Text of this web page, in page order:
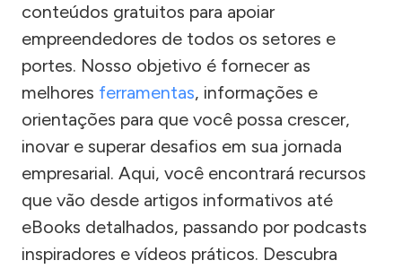
conteúdos gratuitos para apoiar
empreendedores de todos os setores e
portes. Nosso objetivo é fornecer as
melhores ferramentas, informações e
orientações para que você possa crescer,
inovar e superar desafios em sua jornada
empresarial. Aqui, você encontrará recursos
que vão desde artigos informativos até
eBooks detalhados, passando por podcasts
inspiradores e vídeos práticos. Descubra